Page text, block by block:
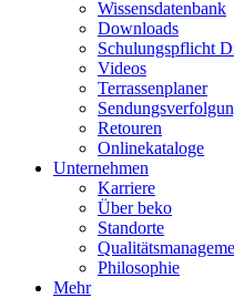
Wissensdatenbank
Downloads
Schulungspflicht
Videos
Terrassenplaner
Retouren
Onlinekataloge
Unternehmen
Karriere
Über beko
Standorte
Philosophie
Mehr